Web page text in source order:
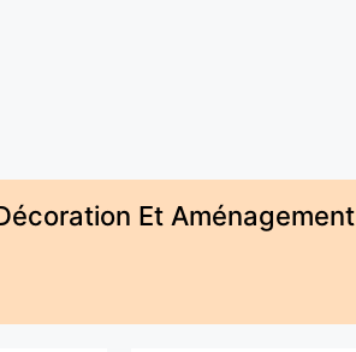
Et Aménagement